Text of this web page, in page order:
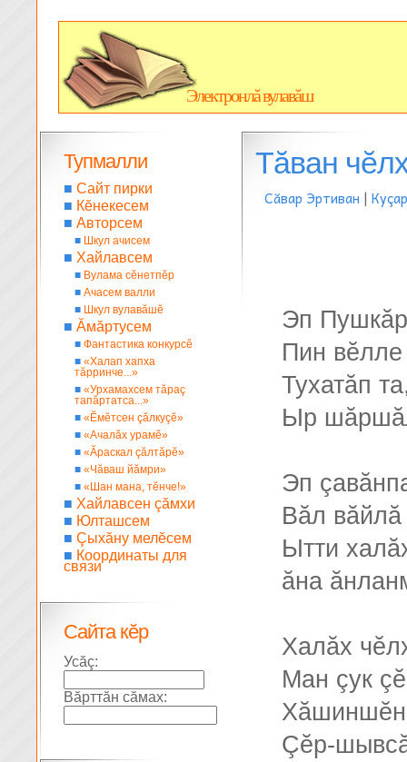
Электронлă вулавăш
Тăван
Сăвар Эртиван |
Эп
Пин вĕлле
Тухатăп
Ыр
Эп
Вăл
Ытти
ăна
Халăх
Ман çук
Хăшиншĕн
Çĕр-
Тупмалли
■ Сайт пирки
■ Кĕнекесем
■ Авторсем
■ Шкул ачисем
■ Хайлавсем
■ Вулама сĕнетпĕр
■ Ачасем валли
■ Шкул вулавăшĕ
■ Ăмăртусем
■ Фантастика конкурсĕ
■ «Халап хапха
тăрринче...»
■ «Урхамахсем тăраç
тапăртатса...»
■ «Ĕмĕтсен çăлкуçĕ»
■ «Ачалăх урамĕ»
■ «Ăраскал çăлтăрĕ»
■ «Чăваш йăмри»
■ «Шан мана, тĕнче!»
■ Хайлавсен çăмхи
■ Юлташсем
■ Çыхăну мелĕсем
■ Координаты для
связи
Сайта кĕр
Усăç:
Вăрттăн сăмах: